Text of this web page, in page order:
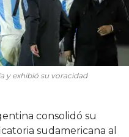
y exhibió su voracidad
consolidó su
sudamericana al